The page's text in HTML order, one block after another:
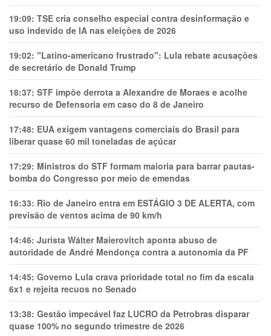
19:09: TSE cria conselho especial contra desinformação e
uso indevido de IA nas eleições de 2026
19:02: "Latino-americano frustrado": Lula rebate acusações
de secretário de Donald Trump
18:37: STF impõe derrota a Alexandre de Moraes e acolhe
recurso de Defensoria em caso do 8 de Janeiro
17:48: EUA exigem vantagens comerciais do Brasil para
liberar quase 60 mil toneladas de açúcar
17:29: Ministros do STF formam maioria para barrar pautas-
bomba do Congresso por meio de emendas
16:33: Rio de Janeiro entra em ESTÁGIO 3 DE ALERTA, com
previsão de ventos acima de 90 km/h
14:46: Jurista Wálter Maierovitch aponta abuso de
autoridade de André Mendonça contra a autonomia da PF
14:45: Governo Lula crava prioridade total no fim da escala
6x1 e rejeita recuos no Senado
13:38: Gestão impecável faz LUCRO da Petrobras disparar
quase 100% no segundo trimestre de 2026